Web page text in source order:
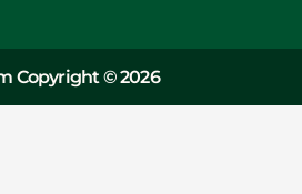
Copyright © 2026